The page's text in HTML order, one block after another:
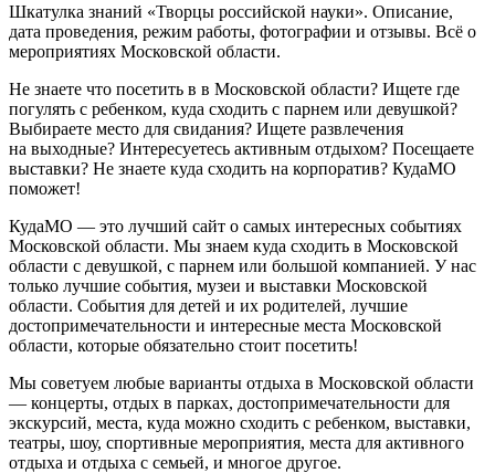
Шкатулка знаний «Творцы российской науки». Описание,
дата проведения, режим работы, фотографии и отзывы. Всё о
мероприятиях Московской области.
Не знаете что посетить в в Московской области? Ищете где
погулять с ребенком, куда сходить с парнем или девушкой?
Выбираете место для свидания? Ищете развлечения
на выходные? Интересуетесь активным отдыхом? Посещаете
выставки? Не знаете куда сходить на корпоратив? КудаМО
поможет!
КудаМО — это лучший сайт о самых интересных событиях
Московской области. Мы знаем куда сходить в Московской
области с девушкой, с парнем или большой компанией. У нас
только лучшие события, музеи и выставки Московской
области. События для детей и их родителей, лучшие
достопримечательности и интересные места Московской
области, которые обязательно стоит посетить!
Мы советуем любые варианты отдыха в Московской области
— концерты, отдых в парках, достопримечательности для
экскурсий, места, куда можно сходить с ребенком, выставки,
театры, шоу, спортивные мероприятия, места для активного
отдыха и отдыха с семьей, и многое другое.